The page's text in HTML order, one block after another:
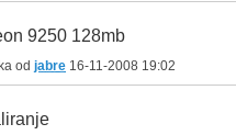
9250 128mb
od jabre 16-11-2008 19:02